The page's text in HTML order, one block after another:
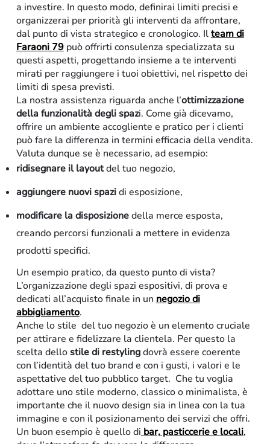
Arredo-contract
a investire. In questo modo, definirai limiti precisi e
organizzerai per priorità gli interventi da affrontare,
dal punto di vista strategico e cronologico. Ilteam di
Faraoni 79può offrirti consulenza specializzata su
questi aspetti, progettando insieme a te interventi
mirati per raggiungere i tuoi obiettivi, nel rispetto dei
limiti di spesa previsti.
La nostra assistenza riguarda anche l’ottimizzazione
della funzionalità degli spazi. Come già dicevamo,
offrire un ambiente accogliente e pratico per i clienti
può fare la differenza in termini efficacia della vendita.
Valuta dunque se è necessario, ad esempio:
ridisegnare il layoutdel tuo negozio,
aggiungere nuovi spazidi esposizione,
modificare la disposizionedella merce esposta,
creando percorsi funzionali a mettere in evidenza
prodotti specifici.
Un esempio pratico, da questo punto di vista?
L’organizzazione degli spazi espositivi, di prova e
dedicati all’acquisto finale in un negozio di
abbigliamento.
Anche lo stile del tuo negozio è un elemento cruciale
per attirare e fidelizzare la clientela. Per questo la
scelta dellostile di restylingdovrà essere coerente
con l’identità del tuo brand e con i gusti, i valori e le
aspettative del tuo pubblico target. Che tu voglia
adottare uno stile moderno, classico o minimalista, è
importante che il nuovo design sia in linea con la tua
immagine e con il posizionamento dei servizi che offri.
Un buon esempio è quello di bar, pasticcerie e locali,